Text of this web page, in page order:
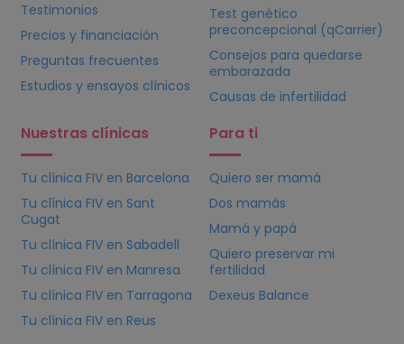
Testimonios
Precios y financiación
Preguntas frecuentes
Estudios y ensayos clínicos
Test genético
preconcepcional (qCarrier)
Consejos para quedarse
embarazada
Causas de infertilidad
Nuestras clínicas
Tu clínica FIVen Barcelona
Tu clínica FIVen Sant
Cugat
Tu clínica FIVen Sabadell
Tu clínica FIVen Manresa
Tu clínica FIVen Tarragona
Tu clínica FIVen Reus
Para ti
Quiero ser mamá
Dos mamás
Mamá y papá
Quiero preservar mi
fertilidad
Dexeus Balance